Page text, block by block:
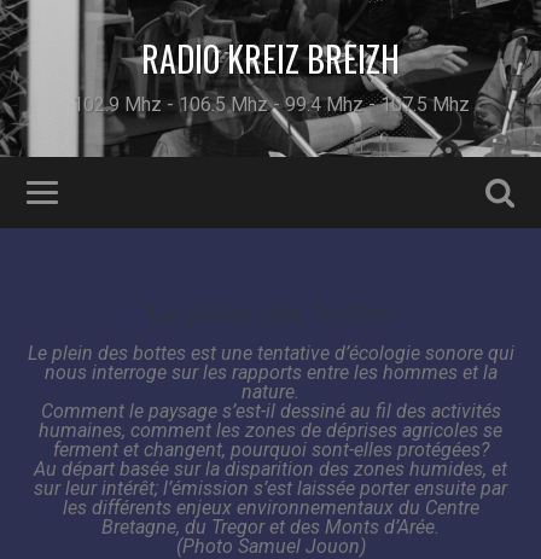
RADIO KREIZ BREIZH
102.9 Mhz - 106.5 Mhz - 99.4 Mhz - 107.5 Mhz
Le plein des bottes est une tentative d’écologie sonore qui
nous interroge sur les rapports entre les hommes et la
nature.
Comment le paysage s’est-il dessiné au fil des activités
humaines, comment les zones de déprises agricoles se
ferment et changent, pourquoi sont-elles protégées?
Au départ basée sur la disparition des zones humides, et
sur leur intérêt; l’émission s’est laissée porter ensuite par
les différents enjeux environnementaux du Centre
Bretagne, du Tregor et des Monts d’Arée.
(Photo Samuel Jouon)